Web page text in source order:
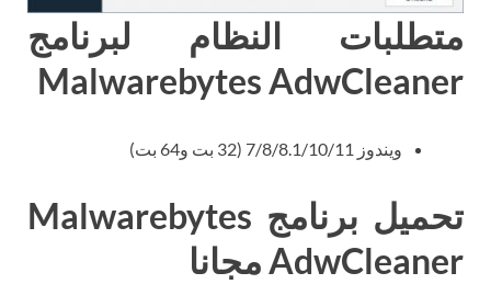
متطلبات النظام لبرنامج
Malwarebytes AdwCleaner
ويندوز 7/8/8.1/10/11 (32 بت و64 بت)
تحميل برنامج Malwarebytes
AdwCleaner مجانا